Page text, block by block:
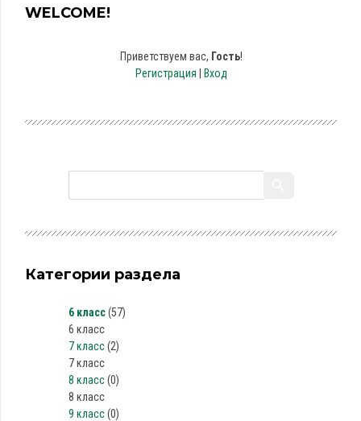
WELCOME!
Приветствуем вас, Гость!
Регистрация
Вход
Категории раздела
6 класс (57)
6 класс
7 класс (2)
7 класс
8 класс (0)
8 класс
9 класс (0)